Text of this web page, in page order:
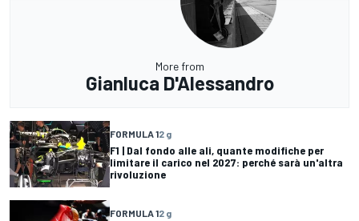
More from
Gianluca D'Alessandro
FORMULA 12 g
F1 | Dal fondo alle ali, quante modifiche per
limitare il carico nel 2027: perché sarà un'altra
rivoluzione
FORMULA 12 g